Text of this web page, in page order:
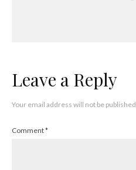
Leave a Reply
Your email address will not be published.
Comment*